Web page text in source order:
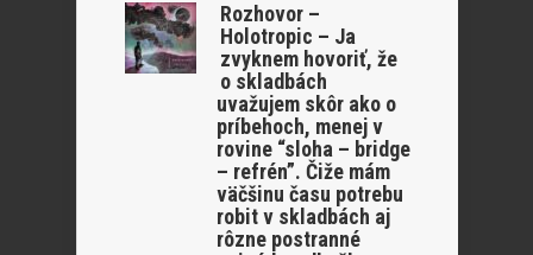
Rozhovor –
Holotropic – Ja
zvyknem hovoriť, že
o skladbách
uvažujem skôr ako o
príbehoch, menej v
rovine “sloha – bridge
– refrén”. Čiže mám
väčšinu času potrebu
robit v skladbách aj
rôzne postranné